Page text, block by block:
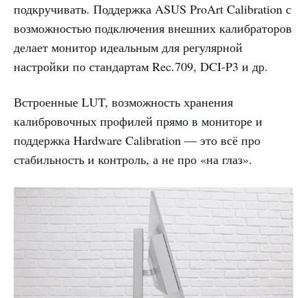
подкручивать. Поддержка ASUS ProArt Calibration с
возможностью подключения внешних калибраторов
делает монитор идеальным для регулярной
настройки по стандартам Rec.709, DCI-P3 и др.
Встроенные LUT, возможность хранения
калибровочных профилей прямо в мониторе и
поддержка Hardware Calibration — это всё про
стабильность и контроль, а не про «на глаз».